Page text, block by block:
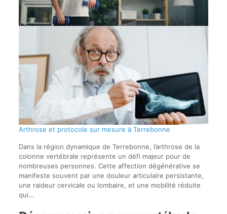
Arthrose et protocole sur mesure à Terrebonne
Dans la région dynamique de Terrebonne, l’arthrose de la
colonne vertébrale représente un défi majeur pour de
nombreuses personnes. Cette affection dégénérative se
manifeste souvent par une douleur articulaire persistante,
une raideur cervicale ou lombaire, et une mobilité réduite
qui…